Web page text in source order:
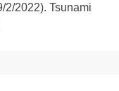
2/2022). Tsunami